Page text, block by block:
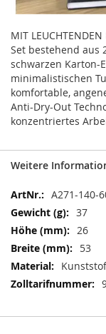
MIT LEUCHTENDEN
Set bestehend aus
schwarzen Karton-
minimalistischen
komfortable,
Anti-Dry-Out
konzentriertes
Weitere
Weitere
Informationen
A271-140-
37
26
53